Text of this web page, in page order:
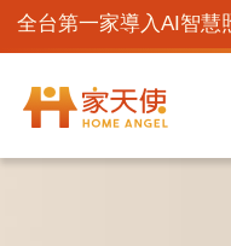
全台第一家導入AI智慧